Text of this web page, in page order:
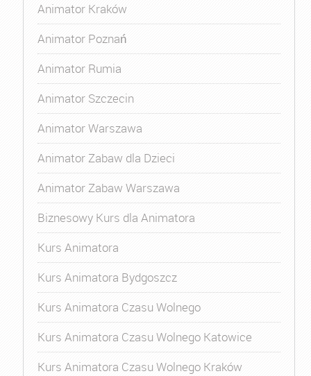
Animator Kraków
Animator Poznań
Animator Rumia
Animator Szczecin
Animator Warszawa
Animator Zabaw dla Dzieci
Animator Zabaw Warszawa
Biznesowy Kurs dla Animatora
Kurs Animatora
Kurs Animatora Bydgoszcz
Kurs Animatora Czasu Wolnego
Kurs Animatora Czasu Wolnego Katowice
Kurs Animatora Czasu Wolnego Kraków